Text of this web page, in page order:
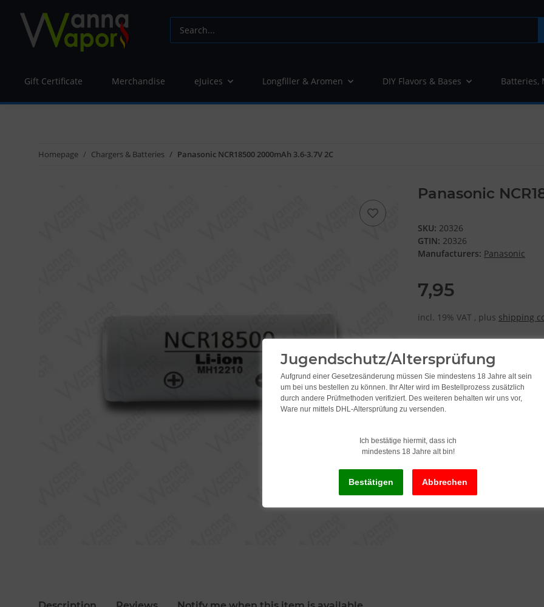
Gift Certificate Merchandise eJuices Longfiller & Aromen DIY Flavors & Bases Batteries,
Homepage Chargers & Batteries Panasonic NCR18500 2000mAh 3.6-3.7V 2C
Panasonic
SKU: 20326
GTIN: 20326
Manufacturers: Panasonic
7,95
incl. 19% VAT , plus shipping
Jugendschutz/Altersprüfung
Aufgrund einer Gesetzesänderung müssen Sie mindestens 18 Jahre alt sein
um bei uns bestellen zu können. Ihr Alter wird im Bestellprozess zusätzlich
durch andere Prüfmethoden verifiziert. Des weiteren behalten wir uns vor,
Ware nur mittels DHL-Altersprüfung zu versenden.
Ich bestätige hiermit, dass ich
mindestens 18 Jahre alt bin!